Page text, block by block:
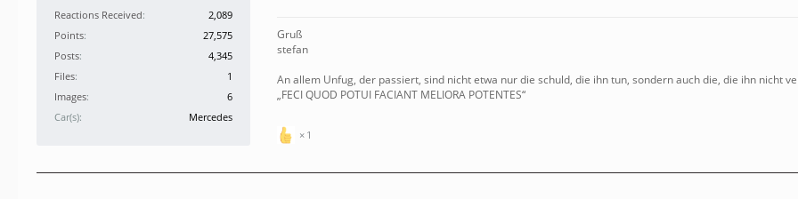
Reactions Received
2,089
Points
27,575
Posts
4,345
Files
1
Images
6
Car(s)
Mercedes
Gruß
stefan
An allem Unfug, der passiert, sind nicht etwa nur die schuld, die ihn tun, sondern auch die, die ihn nicht
„FECI QUOD POTUI FACIANT MELIORA POTENTES“
1